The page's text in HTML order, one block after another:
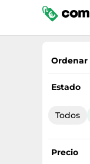
Ordenar
Favoritos
Precio
Estado
Todos
Precio